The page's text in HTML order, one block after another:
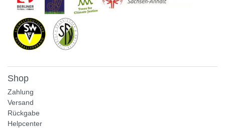
Shop
Zahlung
Versand
Rückgabe
Helpcenter